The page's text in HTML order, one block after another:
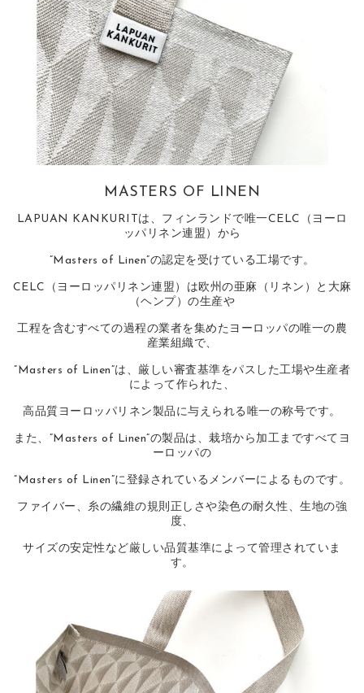
MASTERS OF LINEN
LAPUAN KANKURITは、フィンランドで唯一CELC（ヨーロ
ッパリネン連盟）から
”Masters of Linen”の認定を受けている工場です。
CELC（ヨーロッパリネン連盟）は欧州の亜麻（リネン）と大麻
（ヘンプ）の生産や
工程を含むすべての過程の業者を集めたヨーロッパの唯一の農
産業組織で、
”Masters of Linen”は、厳しい審査基準をパスした工場や生産者
によって作られた、
高品質ヨーロッパリネン製品に与えられる唯一の称号です。
また、”Masters of Linen”の製品は、栽培から加工まですべてヨ
ーロッパの
”Masters of Linen”に登録されているメンバーによるものです。
ファイバー、糸の繊維の規則正しさや染色の耐久性、生地の強
度、
サイズの安定性など厳しい品質基準によって管理されていま
す。